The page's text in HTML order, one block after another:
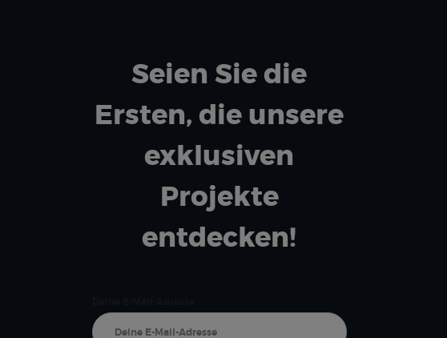
Seien Sie die
Ersten, die unsere
exklusiven
Projekte
entdecken!